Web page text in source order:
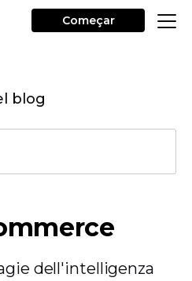
Começar
blog
dell'intelligenza